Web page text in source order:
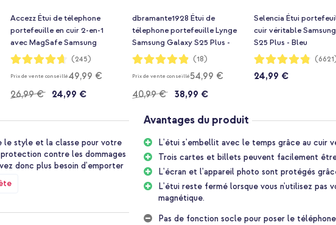
Accezz Étui de télephone
portefeuille en cuir 2-en-1
avec MagSafe Samsung
Galaxy S25 Plus - Sienna
Brown
Notation:
93%
(245)
Prix de vente conseillé49,99 €
26,99 €
24,99 €
dbramante1928 Étui de
télephone portefeuille Lynge
Samsung Galaxy S25 Plus -
Marron
Notation:
97%
(18)
Prix de vente conseillé54,99 €
40,99 €
38,99 €
Selencia Étui
cuir véritable
S25 Plus - Bleu
Notation:
96%
24,99 €
le style et la classe pour votre
contre les dommages
donc plus besoin d'emporter
Belle propriété du cuir
ce fait, l'étui devient de plus
Avantages du produit
L'étui s'embellit avec le temps grâce au cuir
Trois cartes et billets peuvent facilement
L'écran et l'appareil photo sont protégés
L'étui reste fermé lorsque vous n'utilisez pas
magnétique.
Pas de fonction socle pour poser le